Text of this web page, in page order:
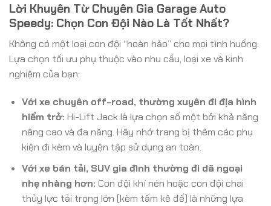
Lời Khuyên Từ Chuyên Gia Garage Auto
Speedy: Chọn Con Đội Nào Là Tốt Nhất?
Không có một loại con đội “hoàn hảo” cho mọi tình huống.
Lựa chọn tối ưu phụ thuộc vào nhu cầu, loại xe và kinh
nghiệm của bạn:
Với xe chuyên off-road, thường xuyên đi địa hình
hiểm trở: Hi-Lift Jack là lựa chọn số một bởi khả năng
nâng cao và đa năng. Hãy nhớ trang bị thêm các phụ
kiện đi kèm và luyện tập sử dụng an toàn.
Với xe bán tải, SUV gia đình thường đi dã ngoại
nhẹ nhàng hơn: Con đội khí nén hoặc con đội chai
thủy lực tải trọng lớn (kèm tấm kê đế) là những lựa